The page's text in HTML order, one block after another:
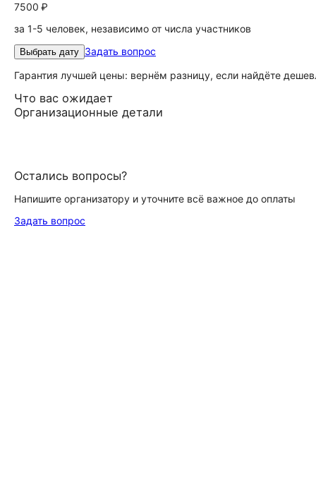
7500 ₽
за 1-5 человек, независимо от числа участников
Выбрать дату Задать вопрос
Гарантия лучшей цены: вернём разницу, если найдёте
Что вас ожидает
Организационные детали
Остались вопросы?
Напишите организатору и уточните всё важное до оплаты
Задать вопрос